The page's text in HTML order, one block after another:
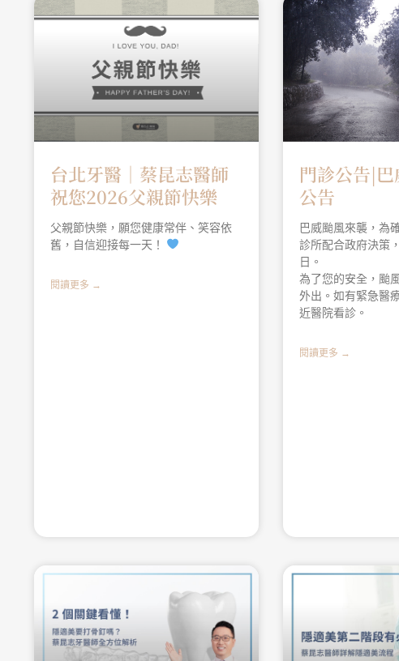
台北牙醫│蔡昆志醫師
祝您2026父親節快樂
父親節快樂，願您健康常伴、笑容依
舊，自信迎接每一天！
閱讀更多 →
門診公告|
公告
巴威颱風來襲，為
診所配合政府決策
日。
為了您的安全，颱
外出。如有緊急醫
近醫院看診。
閱讀更多 →